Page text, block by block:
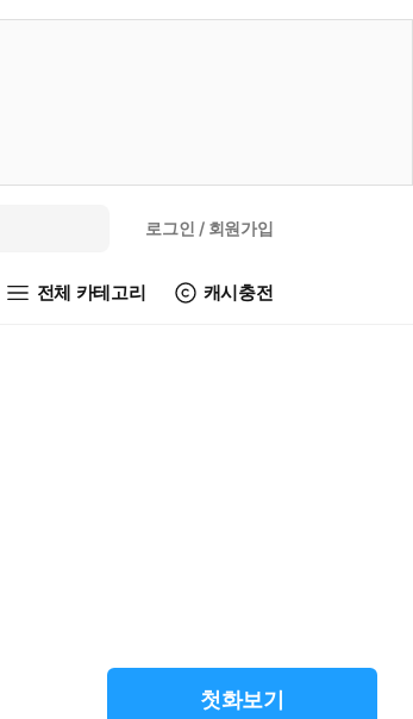
로그인 / 회원가입
전체 카테고리 캐시충전
첫화보기